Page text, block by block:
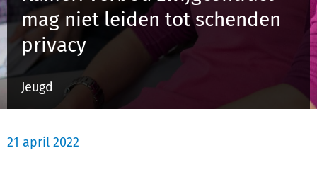
Inloggen
Registreren
mag niet leiden tot schenden
privacy
Jeugd
21 april 2022